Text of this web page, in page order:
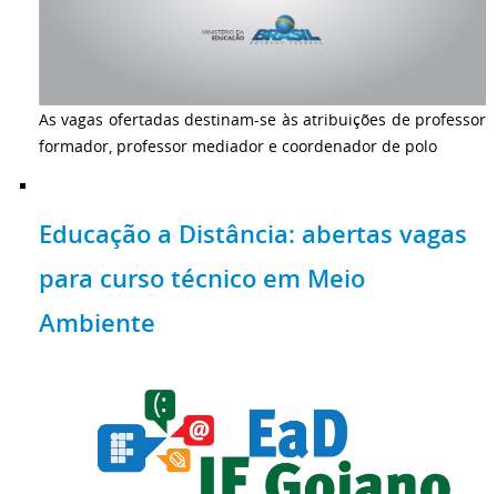
As vagas ofertadas destinam-se às atribuições de professor
formador, professor mediador e coordenador de polo
Educação a Distância: abertas vagas
para curso técnico em Meio
Ambiente